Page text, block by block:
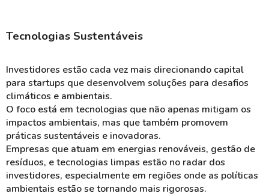
Tecnologias Sustentáveis
Investidores estão cada vez mais direcionando capital
para startups que desenvolvem soluções para desafios
climáticos e ambientais.
O foco está em tecnologias que não apenas mitigam os
impactos ambientais, mas que também promovem
práticas sustentáveis e inovadoras.
Empresas que atuam em energias renováveis, gestão de
resíduos, e tecnologias limpas estão no radar dos
investidores, especialmente em regiões onde as políticas
ambientais estão se tornando mais rigorosas.